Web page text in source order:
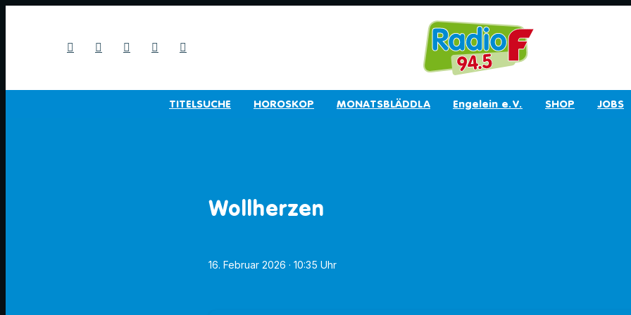
TITELSUCHE HOROSKOP MONATSBLÄDDLA Engelein e.V. SHOP JOBS
Wollherzen
16. Februar 2026 · 10:35 Uhr